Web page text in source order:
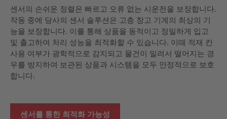
센서의 손쉬운 정렬은 빠르고 오류 없는 시운전을 보장합니다.
작동 중에 당사의 센서 솔루션은 고층 창고 기계의 최상의 기
능을 보장합니다. 이를 통해 상품을 동적이고 정밀하게 입고
및 출고하여 처리 성능을 최적화할 수 있습니다. 이때 적재 칸
사용 여부가 광학적으로 감지되고 물건이 밀려서 떨어지는 경
우를 방지하여 보관된 상품과 시스템을 모두 안정적으로 보호
합니다.
센서를 통한 최적화 가능성